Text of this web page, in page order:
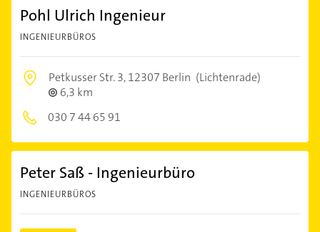
Pohl Ulrich Ingenieur
INGENIEURBÜROS
Petkusser Str. 3,12307 Berlin (Lichtenrade)
6,3 km
030 7 44 65 91
Peter Saß - Ingenieurbüro
INGENIEURBÜROS